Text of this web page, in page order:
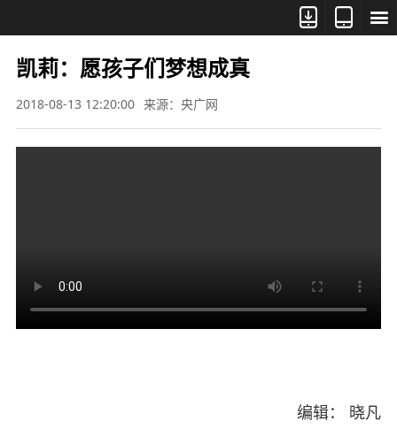



凯莉：愿孩子们梦想成真
2018-08-13 12:20:00 来源：央广网
编辑： 晓凡